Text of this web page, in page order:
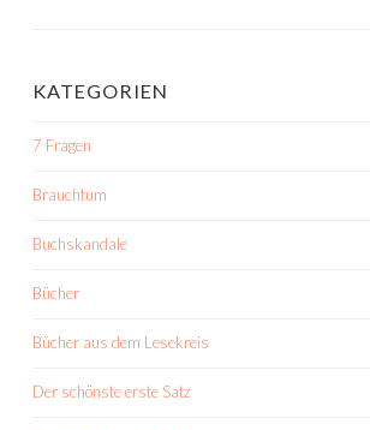
KATEGORIEN
7 Fragen
Brauchtum
Buchskandale
Bücher
Bücher aus dem Lesekreis
Der schönste erste Satz